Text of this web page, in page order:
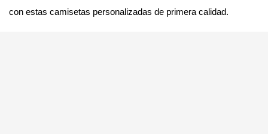
con estas camisetas personalizadas de primera calidad.